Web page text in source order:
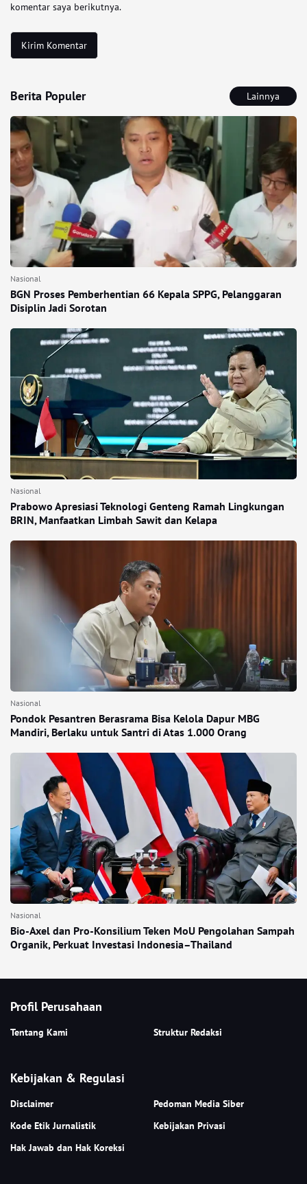
komentar saya berikutnya.
Berita Populer Lainnya
Nasional
BGN Proses Pemberhentian 66 Kepala SPPG, Pelanggaran
Disiplin Jadi Sorotan
Nasional
Prabowo Apresiasi Teknologi Genteng Ramah Lingkungan
BRIN, Manfaatkan Limbah Sawit dan Kelapa
Nasional
Pondok Pesantren Berasrama Bisa Kelola Dapur MBG
Mandiri, Berlaku untuk Santri di Atas 1.000 Orang
Nasional
Bio-Axel dan Pro-Konsilium Teken MoU Pengolahan Sampah
Organik, Perkuat Investasi Indonesia–Thailand
Profil Perusahaan
Tentang Kami Struktur Redaksi
Kebijakan & Regulasi
Disclaimer
Pedoman Media Siber
Kode Etik Jurnalistik
Kebijakan Privasi
Hak Jawab dan Hak Koreksi